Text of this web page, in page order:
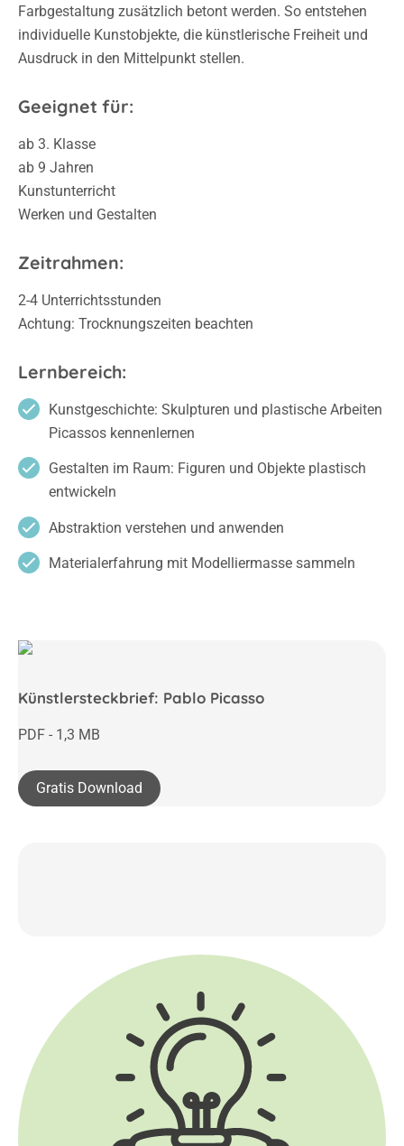
Farbgestaltung zusätzlich betont werden. So entstehen
individuelle Kunstobjekte, die künstlerische Freiheit und
Ausdruck in den Mittelpunkt stellen.
Geeignet für:
ab 3. Klasse
ab 9 Jahren
Kunstunterricht
Werken und Gestalten
Zeitrahmen:
2-4 Unterrichtsstunden
Achtung: Trocknungszeiten beachten
Lernbereich:
Kunstgeschichte: Skulpturen und plastische Arbeiten
Picassos kennenlernen
Gestalten im Raum: Figuren und Objekte plastisch
entwickeln
Abstraktion verstehen und anwenden
Materialerfahrung mit Modelliermasse sammeln
Künstlersteckbrief: Pablo Picasso
PDF - 1,3 MB
Gratis Download